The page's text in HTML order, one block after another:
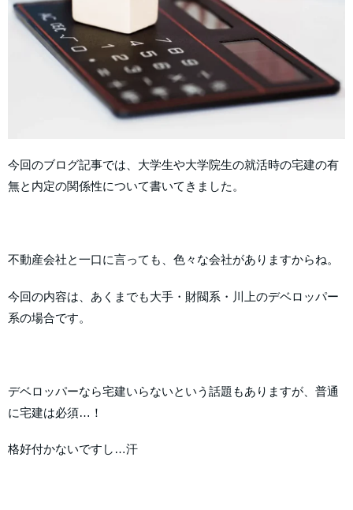
今回のブログ記事では、大学生や大学院生の就活時の宅建の有
無と内定の関係性について書いてきました。
不動産会社と一口に言っても、色々な会社がありますからね。
今回の内容は、あくまでも大手・財閥系・川上のデベロッパー
系の場合です。
デベロッパーなら宅建いらないという話題もありますが、普通
に宅建は必須…！
格好付かないですし…汗